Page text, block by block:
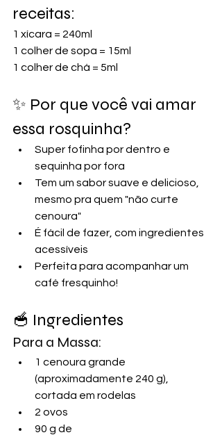
receitas:
1 xícara = 240ml
1 colher de sopa = 15ml
1 colher de chá = 5ml
✨ Por que você vai amar
essa rosquinha?
Super fofinha por dentro e
sequinha por fora
Tem um sabor suave e delicioso,
mesmo pra quem "não curte
cenoura"
É fácil de fazer, com ingredientes
acessíveis
Perfeita para acompanhar um
café fresquinho!
🥣 Ingredientes
Para a Massa:
1 cenoura grande
(aproximadamente 240 g),
cortada em rodelas
2 ovos
90 g de